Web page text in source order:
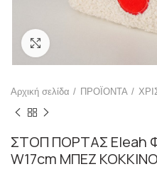
Αρχική σελίδα ΠΡΟΪΟΝΤΑ
ΣΤΟΠ ΠΟΡΤΑΣ Eleah
W17cm ΜΠΕΖ